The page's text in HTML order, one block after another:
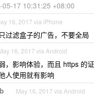
05-17 10:31:25 +08:00
16, 2017 via iPhone
过滤盒子的广告，不要全局
16, 2017 via Android
，影响体验，而且 https 的
人使用就有影响
May 16, 2017 via Android